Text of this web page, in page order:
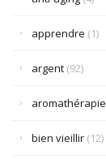
apprendre (1)
argent (92)
aromathérapie
bien vieillir (12)